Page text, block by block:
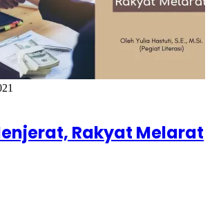
Rakyat Melarat